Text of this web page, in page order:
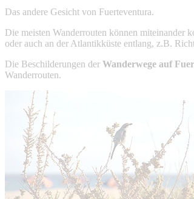
Das andere Gesicht von Fuerteventura.
Die meisten Wanderrouten können miteinander
oder auch an der Atlantikküste entlang, z.B.
Die Beschilderungen der Wanderwege auf
Wanderrouten.